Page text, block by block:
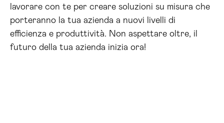
lavorare con te per creare soluzioni su misura che
porteranno la tua azienda a nuovi livelli di
efficienza e produttività. Non aspettare oltre, il
futuro della tua azienda inizia ora!